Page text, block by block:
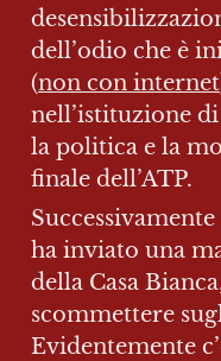
dell’odio che è
(non con internet
nell’istituzione
la politica e la
finale dell’ATP.
ha inviato una
della Casa
scommettere
Evidentemente